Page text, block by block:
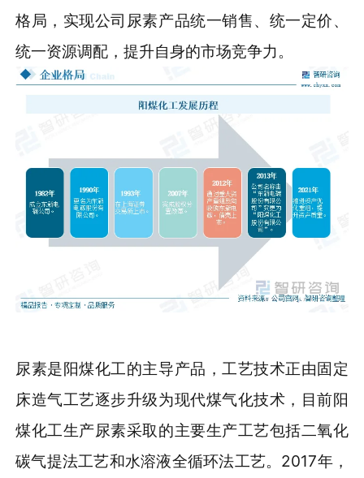
格局，实现公司尿素产品统一销售、统一定价、
统一资源调配，提升自身的市场竞争力。
尿素是阳煤化工的主导产品，工艺技术正由固定
床造气工艺逐步升级为现代煤气化技术，目前阳
煤化工生产尿素采取的主要生产工艺包括二氧化
碳气提法工艺和水溶液全循环法工艺。2017年，